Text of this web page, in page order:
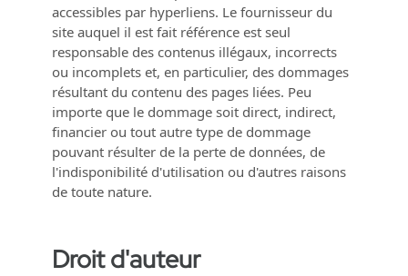
accessibles par hyperliens. Le fournisseur du
site auquel il est fait référence est seul
responsable des contenus illégaux, incorrects
ou incomplets et, en particulier, des dommages
résultant du contenu des pages liées. Peu
importe que le dommage soit direct, indirect,
financier ou tout autre type de dommage
pouvant résulter de la perte de données, de
l'indisponibilité d'utilisation ou d'autres raisons
de toute nature.
Droit d'auteur